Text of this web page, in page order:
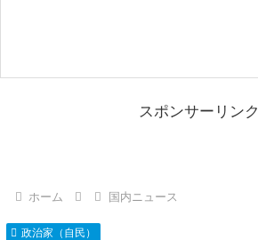
スポンサーリンク
ホーム 国内ニュース
政治家（自民）